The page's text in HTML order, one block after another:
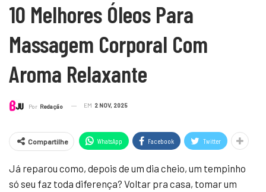
10 Melhores Óleos Para
Massagem Corporal Com
Aroma Relaxante
Por Redação EM 2 NOV, 2025
Compartilhe WhatsApp Facebook Twitter
Já reparou como, depois de um dia cheio, um tempinho
só seu faz toda diferença? Voltar pra casa, tomar um